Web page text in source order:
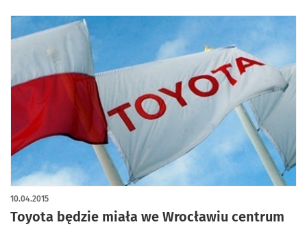
Toyota będzie miała we Wrocławiu centrum
10.04.2015